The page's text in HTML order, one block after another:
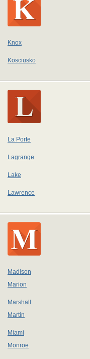
Knox
Kosciusko
La Porte
Lagrange
Lake
Lawrence
Madison
Marion
Marshall
Martin
Miami
Monroe